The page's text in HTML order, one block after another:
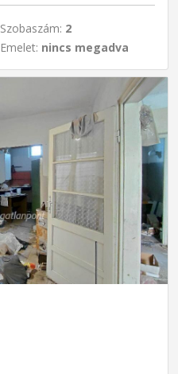
Szobaszám: 2
Emelet: nincs megadva